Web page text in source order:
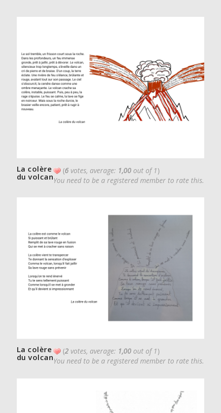
(6 votes, average: 1,00 out of 1)
You need to be a registered member to rate this.
La colère
du volcan
(2 votes, average: 1,00 out of 1)
You need to be a registered member to rate this.
La colère
du volcan